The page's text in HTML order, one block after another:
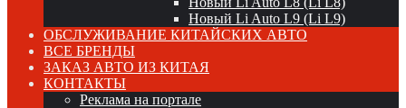
Новый Li Auto L9 (Li L9)
ОБСЛУЖИВАНИЕ КИТАЙСКИХ АВТО
ВСЕ БРЕНДЫ
ЗАКАЗ АВТО ИЗ КИТАЯ
КОНТАКТЫ
Реклама на портале